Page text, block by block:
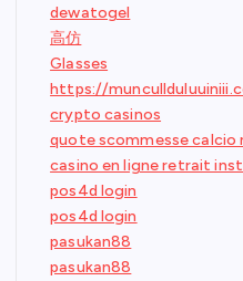
dewatogel
高仿
Glasses
https://
crypto casinos
quote scommesse calcio
casino en ligne retrait
pos4d login
pos4d login
pasukan88
pasukan88